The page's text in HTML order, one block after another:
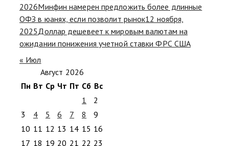
2026Минфин намерен предложить более длинные
ОФЗ в юанях, если позволит рынок12 ноября,
2025 Доллар дешевеет к мировым валютам на
ожидании понижения учетной ставки ФРС США
« Июл
Август 2026
Пн Вт Ср Чт Пт Сб Вс
1
2
3
4 5 6 7 8
9
10 11 12 13 14 15 16
17 18 19 20 21 22 23